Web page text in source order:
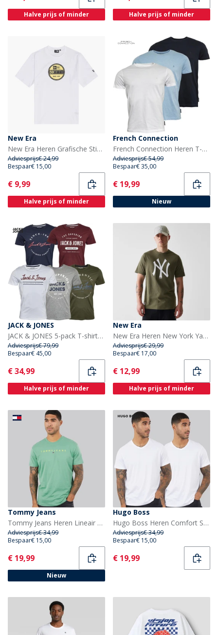
Halve prijs of minder Halve prijs of minder
New Era
New Era Heren Grafische Sticker T-shirt Whi
Adviesprijs€ 24,99
Bespaar€ 15,00
Current
€ 9,99
Halve prijs of minder
French Connection
French Connection Heren T-shirts Gemeleerd Lichtblauw
Adviesprijs€ 54,99
Bespaar€ 35,00
Current
€ 19,99
Nieuw
JACK & JONES
JACK & JONES 5-pack T-shirts met ronde hals Heren in de kleuren olijfnacht/wit/licht grijs melange/marineblauw
Adviesprijs€ 79,99
Bespaar€ 45,00
Current
€ 34,99
Halve prijs of minder
New Era
New Era Heren New York Yankees T-shirt Novwhi
Adviesprijs€ 29,99
Bespaar€ 17,00
Current
€ 12,99
Halve prijs of minder
Tommy Jeans
Tommy Jeans Heren Lineair Logo T-shirt Bahama Green
Adviesprijs€ 34,99
Bespaar€ 15,00
Current
€ 19,99
Nieuw
Hugo Boss
Hugo Boss Heren Comfort Set van 2 T-shirts Wit
Adviesprijs€ 34,99
Bespaar€ 15,00
Current
€ 19,99